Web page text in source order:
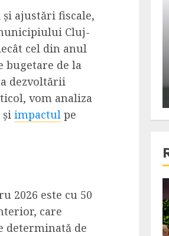
ajustări fiscale,
Cluj-
cel din anul
bugetare de la
dezvoltării
vom analiza
impactul pe
2026 este cu 50
care
determinată de
Killer, un film care nu a
sa se ridice la
asteptarilor
si criticilor
S. DECEMBER 6, 2023
read